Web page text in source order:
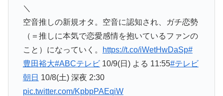
＼
空音推しの新規オタ。空音に認知され、ガチ恋勢
（＝推しに本気で恋愛感情を抱いているファンの
こと）になっていく。
https://t.co/iWetHwDaSp#
豊田裕大#ABCテレビ10/9(日) よる 11:55#テレビ
朝日 10/8(土) 深夜 2:30
pic.twitter.com/KpbpPAEqiW